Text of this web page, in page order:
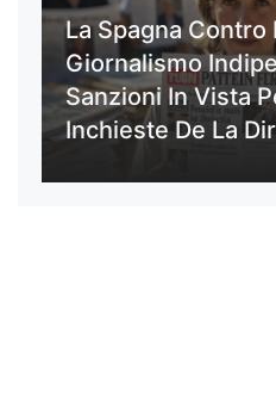
La Spagna Contro
Giornalismo
Sanzioni In Vista
Inchieste De La